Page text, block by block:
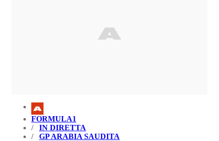
FORMULA1
IN DIRETTA
GP ARABIA SAUDITA